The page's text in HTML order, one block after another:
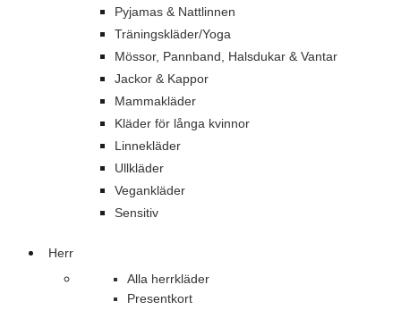
Pyjamas & Nattlinnen
Träningskläder/Yoga
Mössor, Pannband, Halsdukar & Vantar
Jackor & Kappor
Mammakläder
Kläder för långa kvinnor
Linnekläder
Ullkläder
Vegankläder
Sensitiv
Herr
Alla herrkläder
Presentkort